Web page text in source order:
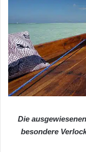
Die
besondere